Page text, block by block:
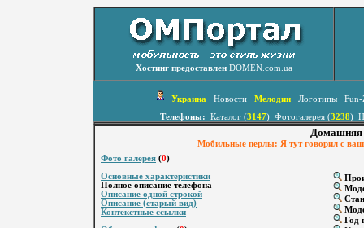
Хостинг предоставлен DOMEN.com.ua
Украина Новости Мелодии Логотипы
Fun-
Телефоны:
Каталог (3147) Фотогалерея (3238)
Домашняя
Мобильные перлы: Я тут говорил с
Фото галерея (0)
Основные характеристики
Полное описание телефона
Описание одной строкой
Описание (старый вид)
Контекстные ссылки
Год